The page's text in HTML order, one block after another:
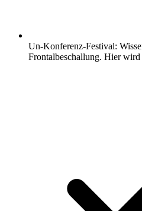
Un-Konferenz-Festival:
Frontalbeschallung. Hier wird